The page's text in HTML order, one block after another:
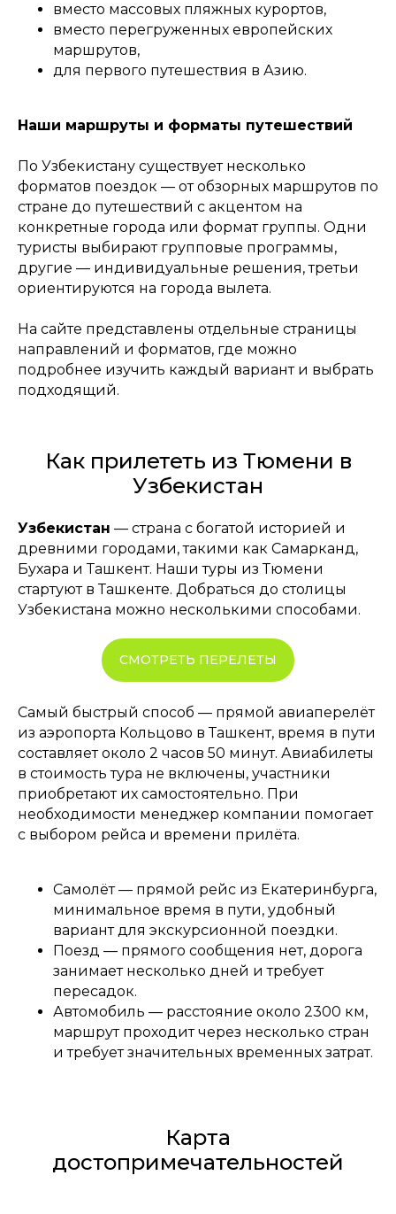
вместо массовых пляжных курортов,
вместо перегруженных европейских
маршрутов,
для первого путешествия в Азию.
Наши маршруты и форматы путешествий
По Узбекистану существует несколько
форматов поездок — от обзорных маршрутов по
стране до путешествий с акцентом на
конкретные города или формат группы. Одни
туристы выбирают групповые программы,
другие — индивидуальные решения, третьи
ориентируются на города вылета.
На сайте представлены отдельные страницы
направлений и форматов, где можно
подробнее изучить каждый вариант и выбрать
подходящий.
Как прилететь из Тюмени в
Узбекистан
Узбекистан — страна с богатой историей и
древними городами, такими как Самарканд,
Бухара и Ташкент. Наши туры из Тюмени
стартуют в Ташкенте. Добраться до столицы
Узбекистана можно несколькими способами.
СМОТРЕТЬ ПЕРЕЛЕТЫ
Самый быстрый способ — прямой авиаперелёт
из аэропорта Кольцово в Ташкент, время в пути
составляет около 2 часов 50 минут. Авиабилеты
в стоимость тура не включены, участники
приобретают их самостоятельно. При
необходимости менеджер компании помогает
с выбором рейса и времени прилёта.
Самолёт — прямой рейс из Екатеринбурга,
минимальное время в пути, удобный
вариант для экскурсионной поездки.
Поезд — прямого сообщения нет, дорога
занимает несколько дней и требует
пересадок.
Автомобиль — расстояние около 2300 км,
маршрут проходит через несколько стран
и требует значительных временных затрат.
Карта
достопримечательностей